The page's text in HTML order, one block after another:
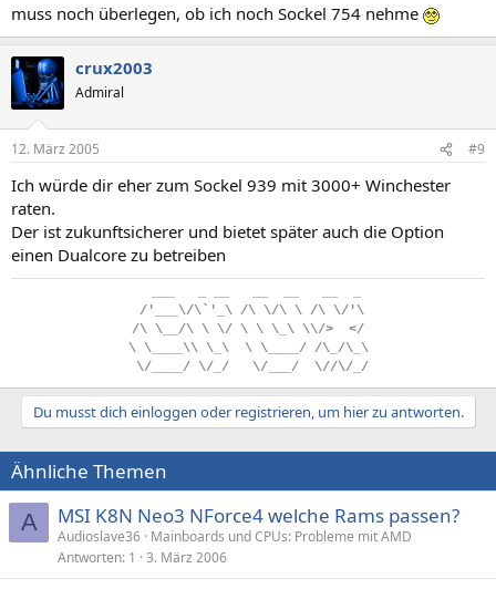
muss noch überlegen, ob ich noch Sockel 754 nehme
crux2003
Admiral
12. März 2005 #9
Ich würde dir eher zum Sockel 939 mit 3000+ Winchester
raten.
Der ist zukunftsicherer und bietet später auch die Option
einen Dualcore zu betreiben
/'___\/\`'_\ /\ \/\ \ /\ \/'\
/\ \__/\ \ \/ \ \ \_\ \\/>
</
\. \____\\. \_\.. \. \____/ /\_/\_\
\/____/ \/_/ \/___/ \//\/_/
Du musst dich einloggen oder registrieren, um hier zu antworten.
Ähnliche Themen
A MSI K8N Neo3 NForce4 welche Rams passen?
Audioslave36 Mainboards und CPUs: Probleme mit AMD
Antworten 1 3. März 2006